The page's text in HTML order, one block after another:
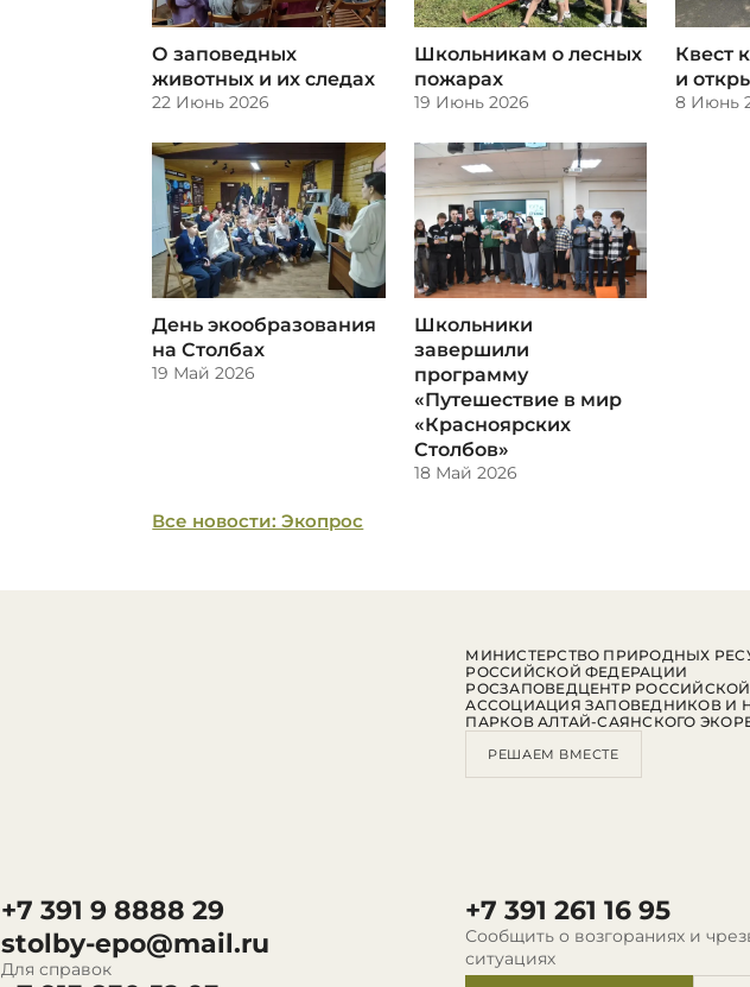
О заповедных
животных и их следах
22 Июнь 2026
Школьникам о лесных
пожарах
19 Июнь 2026
Квест
и
8 Июнь
​День экообразования
на Столбах
19 Май 2026
​Школьники
завершили
программу
«Путешествие в мир
«Красноярских
Столбов»
18 Май 2026
Все новости: Экопрос
+7 391 9 8888 29
stolby-epo@mail.ru
Для справок
+7 391 261 16 95
Сообщить о возгораниях и
ситуациях
МИНИСТЕРСТВО ПРИРОДНЫХ
РОССИЙСКОЙ ФЕДЕРАЦИИ
РОСЗАПОВЕДЦЕНТР
АССОЦИАЦИЯ ЗАПОВЕДНИКОВ И
ПАРКОВ АЛТАЙ-САЯНСКОГО
РЕШАЕМ ВМЕСТЕ